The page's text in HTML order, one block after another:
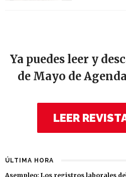
Ya puedes leer y
de Mayo de
LEER
ÚLTIMA HORA
Asempleo: Los registros laborales